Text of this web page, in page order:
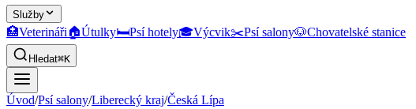
Služby
🏥Veterináři🏠Útulky🛏️Psí hotely🎓Výcvik✂️Psí salony🐶Chovatelské stanice
Hledat⌘K
Úvod/Psí salony/Liberecký kraj/Česká Lípa